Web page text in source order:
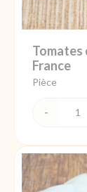
Tomates
France
Pièce